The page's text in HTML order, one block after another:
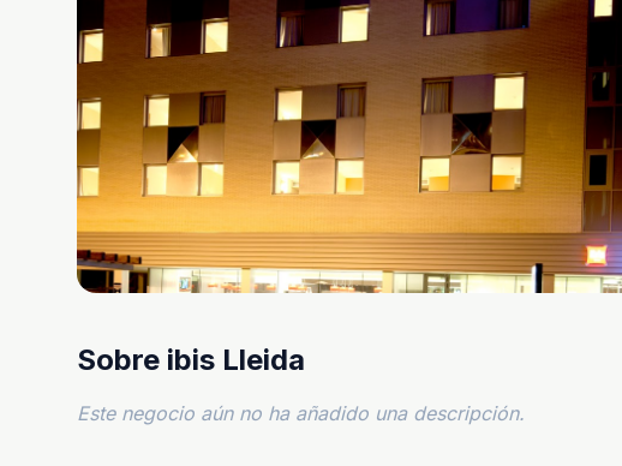
Sobre ibis Lleida
Este negocio aún no ha añadido una descripción.